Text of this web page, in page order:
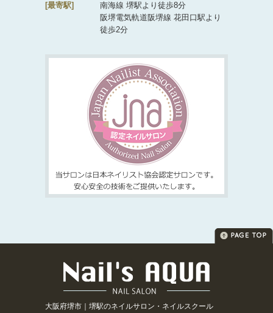
[最寄駅]
南海線 堺駅より徒歩8分
阪堺電気軌道阪堺線 花田口駅より
徒歩2分
大阪府堺市｜堺駅のネイルサロン・ネイルスクール